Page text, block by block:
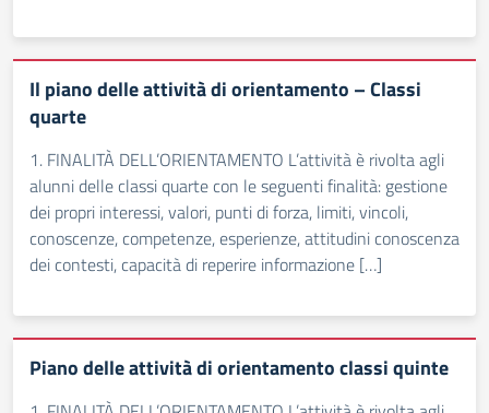
Il piano delle attività di orientamento – Classi
quarte
1. FINALITÀ DELL’ORIENTAMENTO L’attività è rivolta agli
alunni delle classi quarte con le seguenti finalità: gestione
dei propri interessi, valori, punti di forza, limiti, vincoli,
conoscenze, competenze, esperienze, attitudini conoscenza
dei contesti, capacità di reperire informazione […]
Piano delle attività di orientamento classi quinte